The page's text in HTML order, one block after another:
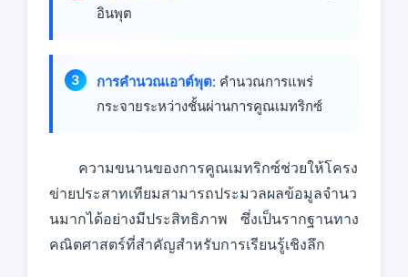
อินพุต
การคํานวณเอาต์พุต: คํานวณการแพร่
กระจายระหว่างชั้นผ่านการคูณเมทริกซ์
ความขนานของการคูณเมทริกซ์ช่วยให้โครง
ข่ายประสาทเทียมสามารถประมวลผลข้อมูลจํานว
นมากได้อย่างมีประสิทธิภาพ ซึ่งเป็นรากฐานทาง
คณิตศาสตร์ที่สําคัญสําหรับการเรียนรู้เชิงลึก